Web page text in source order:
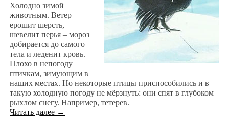
Холодно зимой
животным. Ветер
ерошит шерсть,
шевелит перья – мороз
добирается до самого
тела и леденит кровь.
Плохо в непогоду
птичкам, зимующим в
наших местах. Но некоторые птицы приспособились и в
такую холодную погоду не мёрзнуть: они спят в глубоком
рыхлом снегу. Например, тетерев.
Читать далее →